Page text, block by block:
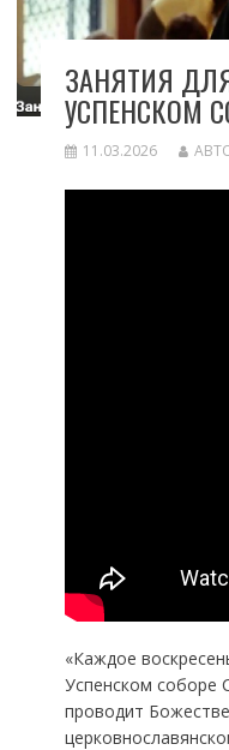
ЗАНЯТИЯ
УСПЕНСКОМ
11.03.2026
​«Каждое
Успенском соборе
проводит